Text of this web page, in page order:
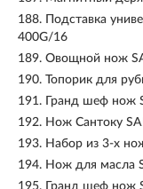
188.
Подставка
400G/16
189. Овощной нож
190. Топорик для
191.
Гранд шеф нож
192. Нож Сантоку
193. Набор из 3-х
194. Нож для масла
195.
Гранд шеф нож